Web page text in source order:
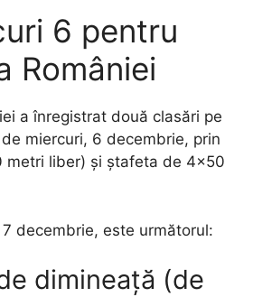
6 pentru
României
a înregistrat două clasări pe
miercuri, 6 decembrie, prin
metri liber) și ștafeta de 4×50
decembrie, este următorul:
dimineaţă (de